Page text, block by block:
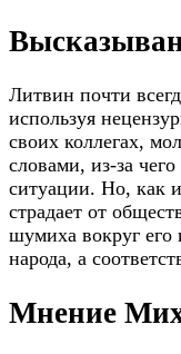
Литвин почти
используя
своих коллегах,
словами, из-за
ситуации. Но, как
страдает от
шумиха вокруг его
народа, а
Мнение